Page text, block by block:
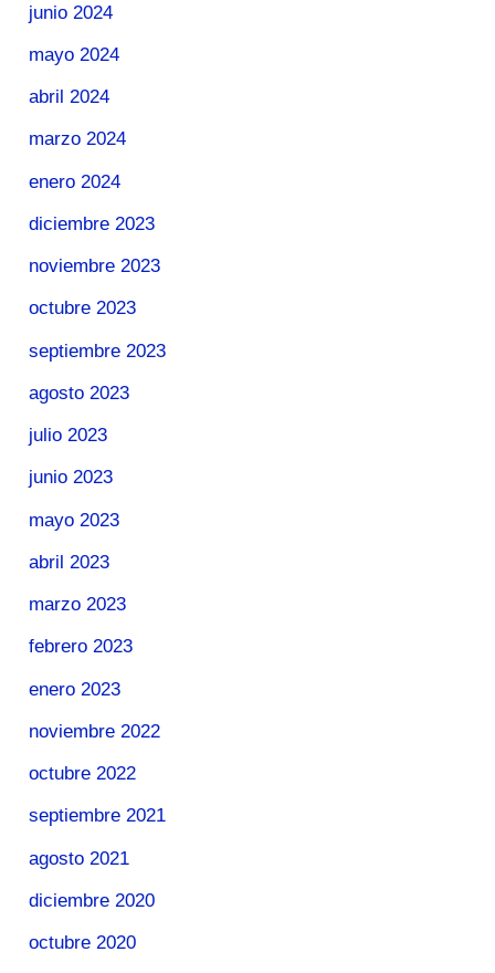
junio 2024
mayo 2024
abril 2024
marzo 2024
enero 2024
diciembre 2023
noviembre 2023
octubre 2023
septiembre 2023
agosto 2023
julio 2023
junio 2023
mayo 2023
abril 2023
marzo 2023
febrero 2023
enero 2023
noviembre 2022
octubre 2022
septiembre 2021
agosto 2021
diciembre 2020
octubre 2020